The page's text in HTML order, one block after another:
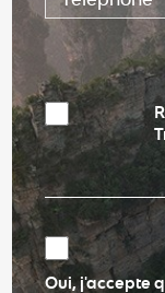
Oui, j'accepte